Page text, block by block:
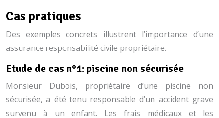
Cas pratiques
Des exemples concrets illustrent l’importance d’une
assurance responsabilité civile propriétaire.
Etude de cas n°1: piscine non sécurisée
Monsieur Dubois, propriétaire d’une piscine non
sécurisée, a été tenu responsable d’un accident grave
survenu à un enfant. Les frais médicaux et les